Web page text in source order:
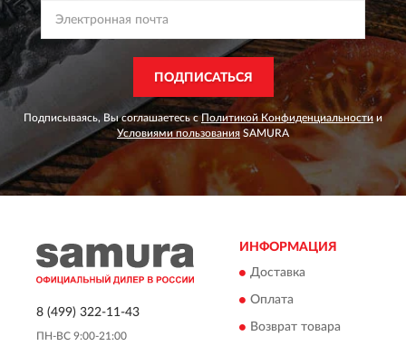
ПОДПИСАТЬСЯ
Подписываясь, Вы соглашаетесь сПолитикой Конфиденциальности и
Условиями пользования SAMURA
8 (499) 322-11-43
ПН-ВС 9:00-21:00
ИНФОРМАЦИЯ
Доставка
Оплата
Возврат товара